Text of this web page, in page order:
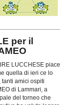
per il
LUCCHESE piace
quella di ieri ce lo
tanti amici ospiti
di Lammari, a
del torneo che